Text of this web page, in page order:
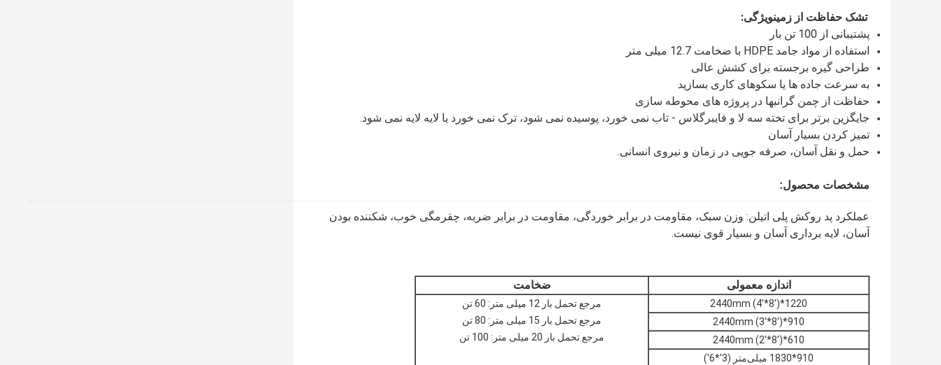
تشک حفاظت از زمینویژگی:
پشتیبانی از 100 تن بار
استفاده از مواد جامد HDPE با ضخامت 12.7 میلی متر
طراحی گیره برجسته برای کشش عالی
به سرعت جاده ها یا سکوهای کاری بسازید
حفاظت از چمن گرانبها در پروژه های محوطه سازی
جایگزین برتر برای تخته سه لا و فایبرگلاس - تاب نمی خورد، پوسیده نمی شود، ترک نمی خورد یا لایه لایه نمی شود.
تمیز کردن بسیار آسان
حمل و نقل آسان، صرفه جویی در زمان و نیروی انسانی.
مشخصات محصول:
عملکرد پد روکش پلی اتیلن: وزن سبک، مقاومت در برابر خوردگی، مقاومت در برابر ضربه، چقرمگی خوب، شکننده بودن
آسان، لایه برداری آسان و بسیار قوی نیست.
اندازه معمولی ضخامت
1220*2440mm (4'*8')
مرجع تحمل بار 12 میلی متر: 60 تن
مرجع تحمل بار 15 میلی متر: 80 تن
مرجع تحمل بار 20 میلی متر: 100 تن
910*2440mm (3'*8')
610*2440mm (2'*8')
910*1830 میلی‌متر (3'*6')